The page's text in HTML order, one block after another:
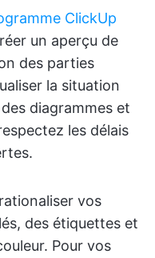
ClickUp
un aperçu de
des parties
la situation
diagrammes et
les délais
vos
des étiquettes et
Pour vos